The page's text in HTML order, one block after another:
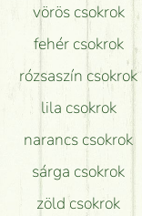
Hogy marad
Tudok
vörös csokrok
fehér csokrok
rózsaszín csokrok
lila csokrok
narancs csokrok
sárga csokrok
zöld csokrok